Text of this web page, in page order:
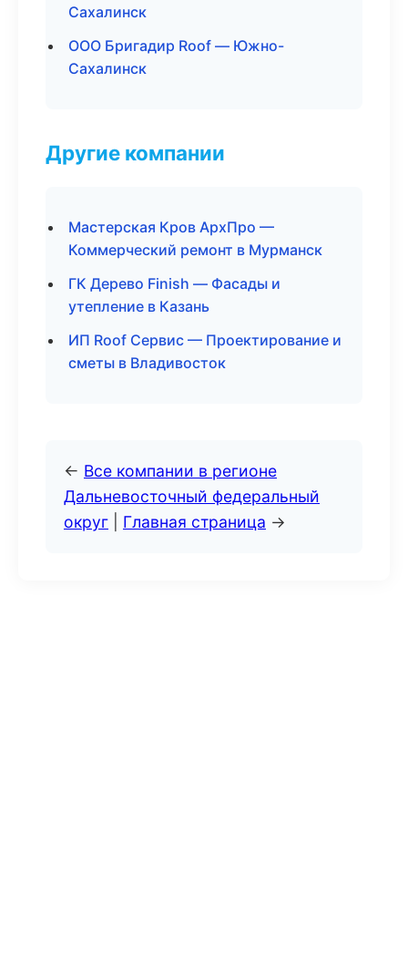
Сахалинск
ООО Бригадир Roof — Южно-
Сахалинск
Другие компании
Мастерская Кров АрхПро —
Коммерческий ремонт в Мурманск
ГК Дерево Finish — Фасады и
утепление в Казань
ИП Roof Сервис — Проектирование и
сметы в Владивосток
← Все компании в регионе
Дальневосточный федеральный
округ
Главная страница →